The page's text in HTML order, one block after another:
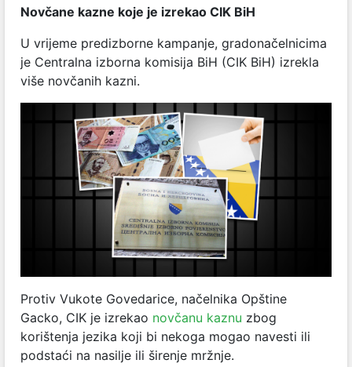
Novčane kazne koje je izrekao CIK BiH
U vrijeme predizborne kampanje, gradonačelnicima
je Centralna izborna komisija BiH (CIK BiH) izrekla
više novčanih kazni.
Protiv Vukote Govedarice, načelnika Opštine
Gacko, CIK je izrekao novčanu kaznu zbog
korištenja jezika koji bi nekoga mogao navesti ili
podstaći na nasilje ili širenje mržnje.